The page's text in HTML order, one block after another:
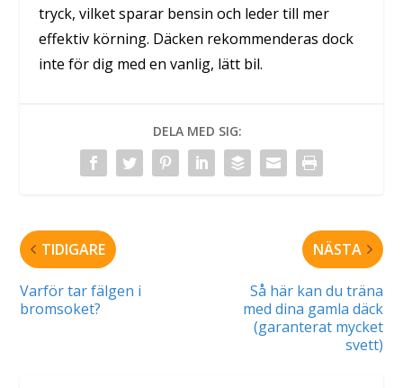
tryck, vilket sparar bensin och leder till mer
effektiv körning. Däcken rekommenderas dock
inte för dig med en vanlig, lätt bil.
DELA MED SIG:
TIDIGARE
Varför tar fälgen i
bromsoket?
NÄSTA
Så här kan du träna
med dina gamla däck
(garanterat mycket
svett)